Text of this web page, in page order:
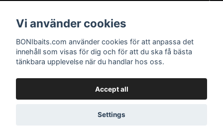
Social Media
© 2026 bonibaits.com
Vi använder cookies
BONIbaits.com använder cookies för att anpassa det
innehåll som visas för dig och för att du ska få bästa
tänkbara upplevelse när du handlar hos oss.
Accept all
Settings